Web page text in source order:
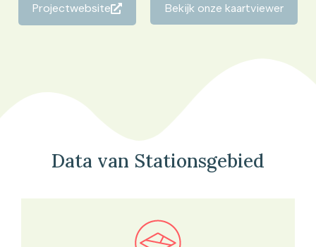
Projectwebsite Bekijk onze kaartviewer
Data van Stationsgebied